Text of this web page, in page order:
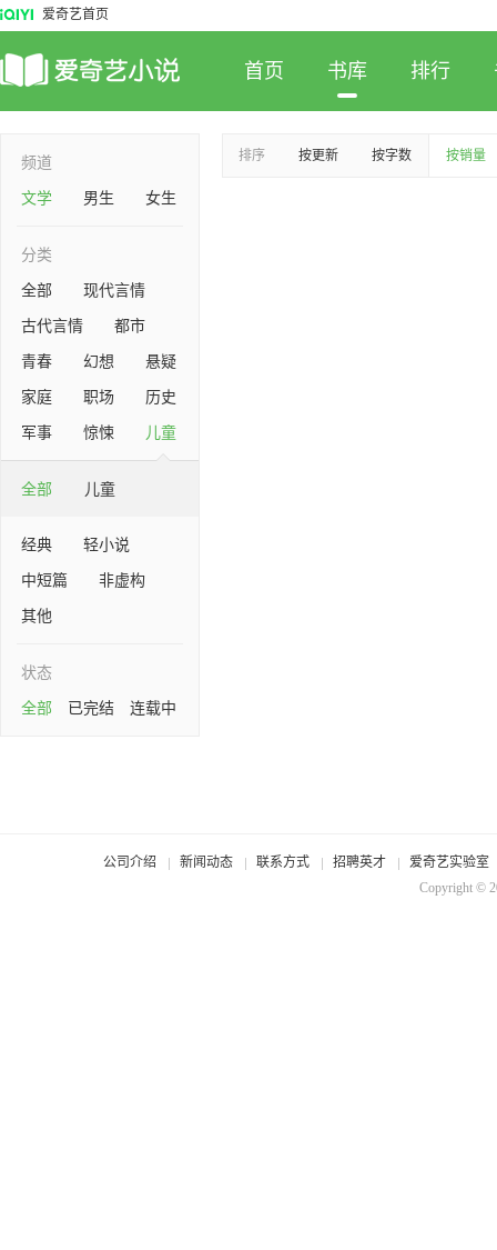
爱奇艺首页
首页 书库 排行
频道
文学
男生 女生
分类
全部
现代言情
古代言情
都市
青春
幻想
悬疑
家庭
职场
历史
军事
惊悚 儿童
全部 儿童
经典
轻小说
中短篇
非虚构
其他
状态
全部
已完结 连载中
排序 按更新 按字数 按销量
公司介绍 新闻动态 联系方式 招聘英才
爱奇艺实验室
Copyright ©